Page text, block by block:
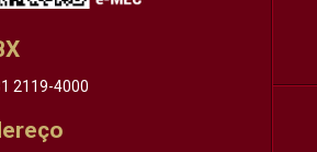
2119-4000